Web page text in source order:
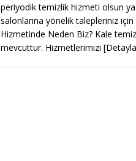
periyodik temizlik hizmeti olsun
salonlarına yönelik talepleriniz
Hizmetinde Neden Biz? Kale
mevcuttur. Hizmetlerimizi